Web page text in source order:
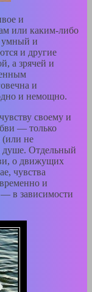
и
или каким-либо
умный и
и другие
а зрячей и
и
и немощно.
своему и
— только
(или не
душе. Отдельный
о движущих
чувства
и
— в зависимости